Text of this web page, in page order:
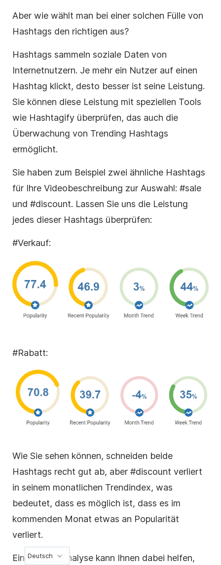
Aber wie wählt man bei einer solchen Fülle von
Hashtags den richtigen aus?
Hashtags sammeln soziale Daten von
Internetnutzern. Je mehr ein Nutzer auf einen
Hashtag klickt, desto besser ist seine Leistung.
Sie können diese Leistung mit speziellen Tools
wie Hashtagify überprüfen, das auch die
Überwachung von Trending Hashtags
ermöglicht.
Sie haben zum Beispiel zwei ähnliche Hashtags
für Ihre Videobeschreibung zur Auswahl: #sale
und #discount. Lassen Sie uns die Leistung
jedes dieser Hashtags überprüfen:
#Verkauf:
#Rabatt:
Wie Sie sehen können, schneiden beide
Hashtags recht gut ab, aber #discount verliert
in seinem monatlichen Trendindex, was
bedeutet, dass es möglich ist, dass es im
kommenden Monat etwas an Popularität
verliert.
Eine solche Analyse kann Ihnen dabei helfen,
Deutsch